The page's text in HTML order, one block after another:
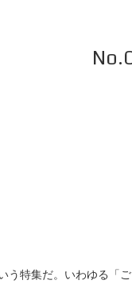
特集だ。いわゆる「